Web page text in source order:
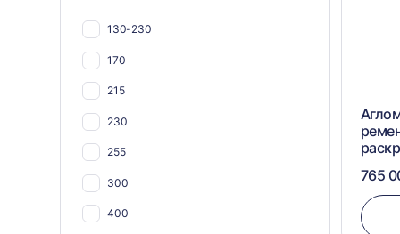
130-230
170
215
230
255
300
400
765